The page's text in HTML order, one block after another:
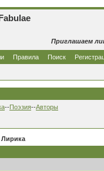
Приглашаем
Правила Поиск
--Поэзия--Авторы
Лирика